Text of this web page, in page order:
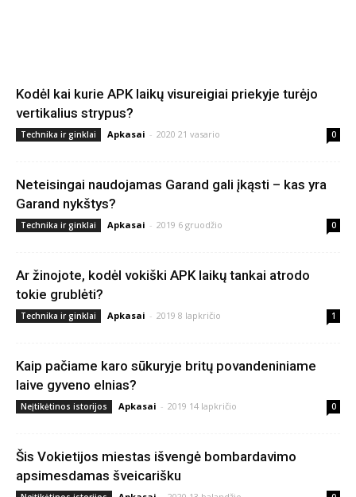
Kodėl kai kurie APK laikų visureigiai priekyje turėjo
vertikalius strypus?
Technika ir ginklai Apkasai - 2020 21 vasario 0
Neteisingai naudojamas Garand gali įkąsti – kas yra
Garand nykštys?
Technika ir ginklai Apkasai - 2019 6 gruodžio 0
Ar žinojote, kodėl vokiški APK laikų tankai atrodo
tokie grublėti?
Technika ir ginklai Apkasai - 2019 8 lapkričio 1
Kaip pačiame karo sūkuryje britų povandeniniame
laive gyveno elnias?
Neįtikėtinos istorijos Apkasai - 2019 14 lapkričio 0
Šis Vokietijos miestas išvengė bombardavimo
apsimesdamas šveicarišku